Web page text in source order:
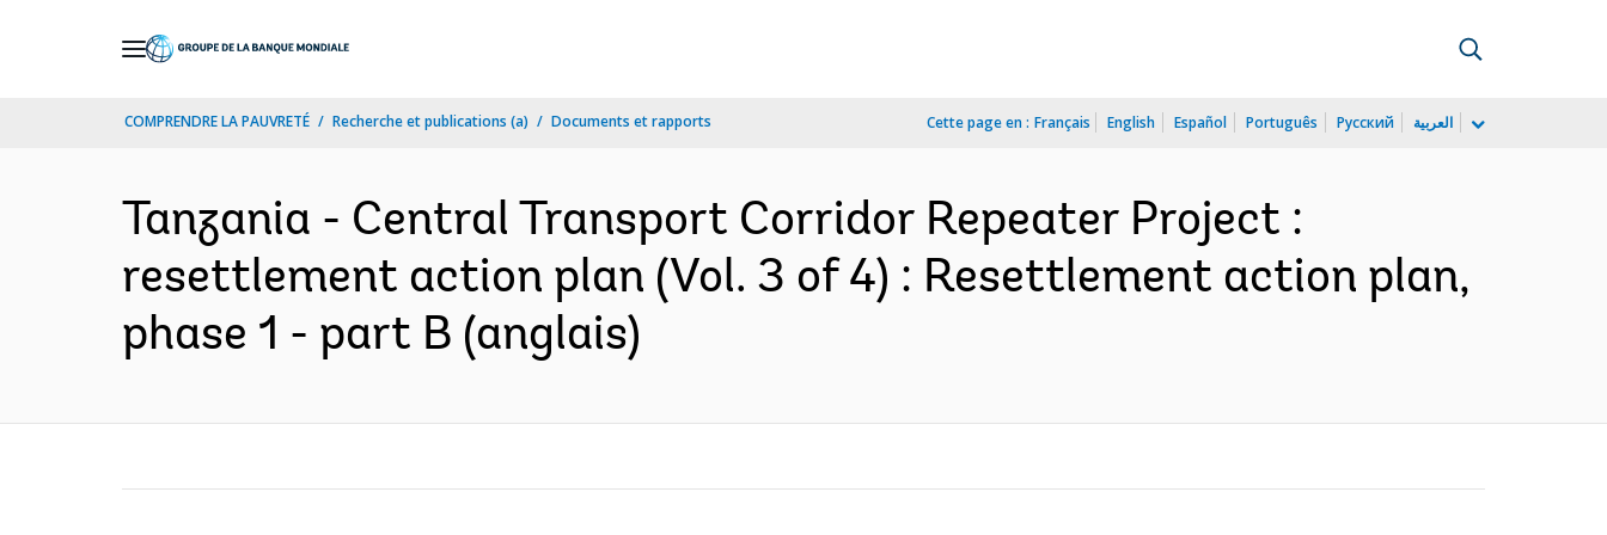
COMPRENDRE LA PAUVRETÉ Recherche et publications (a) Documents et rapports Cette page en : Français English Español Português Русский العربية
Tanzania - Central Transport Corridor Repeater Project :
resettlement action plan (Vol. 3 of 4) : Resettlement action plan,
phase 1 - part B (anglais)